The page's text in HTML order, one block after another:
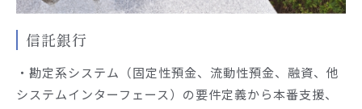
信託銀行
・勘定系システム（固定性預金、流動性預金、融資、他
システムインターフェース）の要件定義から本番支援、